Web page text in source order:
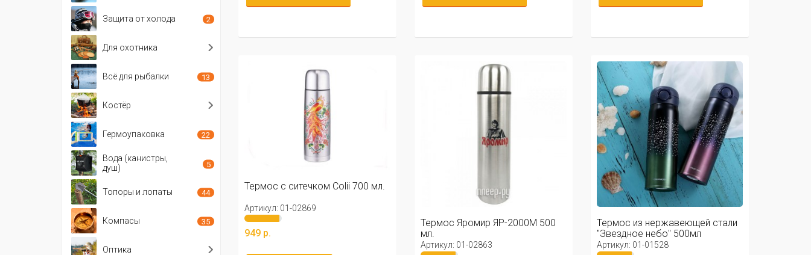
Термос с ситечком Colii 700 мл.
Артикул: 01-02869
949 р.
Термос Яромир ЯР-2000М 500
мл.
Артикул: 01-02863
Термос из нержавеющей стали
"Звездное небо" 500мл
Артикул: 01-01528
Защита от холода 2
Для охотника
Всё для рыбалки 13
Костёр
Гермоупаковка 22
Вода (канистры,
душ)
5
Топоры и лопаты 44
Компасы 35
Оптика